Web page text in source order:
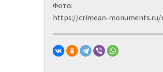
Фото:
https://crimean-monuments.ru/